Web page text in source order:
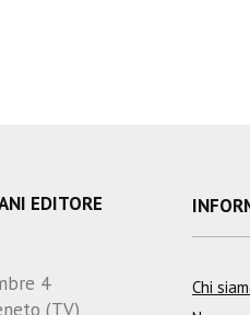
EDITORE
4
(TV)
Chi